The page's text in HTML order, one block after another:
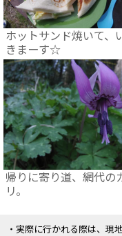
ホットサンド焼いて、
きまーす☆
帰りに寄り道、網代の
リ。
・実際に行かれる際は、現